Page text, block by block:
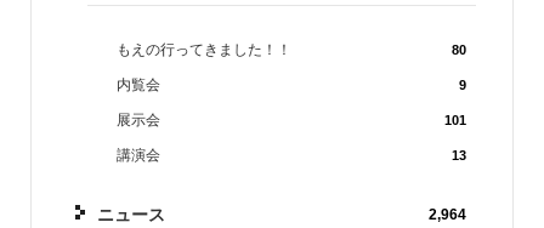
もえの行ってきました！！ 80
内覧会 9
展示会 101
講演会 13
ニュース 2,964